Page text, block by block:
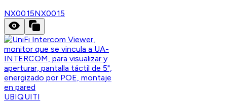
NX0015NX0015
UBIQUITI